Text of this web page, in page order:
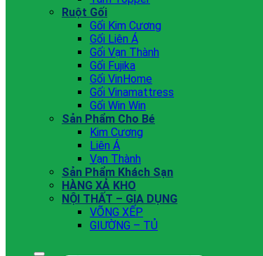
Ruột Gối
Gối Kim Cương
Gối Liên Á
Gối Vạn Thành
Gối Fujika
Gối VinHome
Gối Vinamattress
Gối Win Win
Sản Phẩm Cho Bé
Kim Cương
Liên Á
Vạn Thành
Sản Phẩm Khách Sạn
HÀNG XẢ KHO
NỘI THẤT – GIA DỤNG
VÕNG XẾP
GIƯỜNG – TỦ